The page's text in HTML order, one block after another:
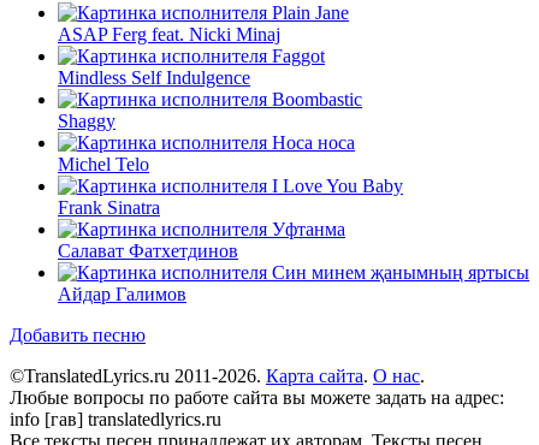
Plain Jane
ASAP Ferg feat. Nicki Minaj
Faggot
Mindless Self Indulgence
Boombastic
Shaggy
Носа носа
Michel Telo
I Love You Baby
Frank Sinatra
Уфтанма
Салават Фатхетдинов
Син минем җанымның яртысы
Айдар Галимов
Добавить песню
©TranslatedLyrics.ru 2011-2026. Карта сайта. О нас.
Любые вопросы по работе сайта вы можете задать на адрес:
info [гав] translatedlyrics.ru
Все тексты песен принадлежат их авторам. Тексты песен